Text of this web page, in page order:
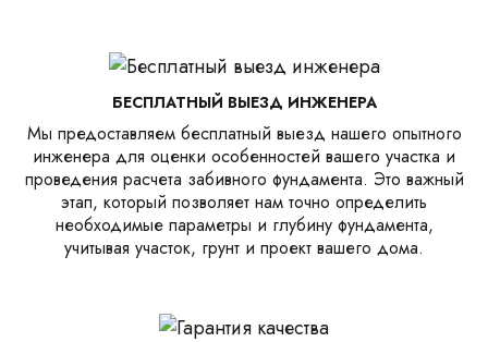
БЕСПЛАТНЫЙ ВЫЕЗД ИНЖЕНЕРА
Мы предоставляем бесплатный выезд нашего опытного
инженера для оценки особенностей вашего участка и
проведения расчета забивного фундамента. Это важный
этап, который позволяет нам точно определить
необходимые параметры и глубину фундамента,
учитывая участок, грунт и проект вашего дома.